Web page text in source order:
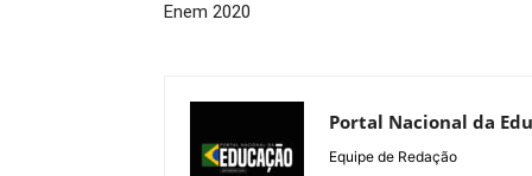
Enem 2020
Portal Nacional da
Equipe de Redação